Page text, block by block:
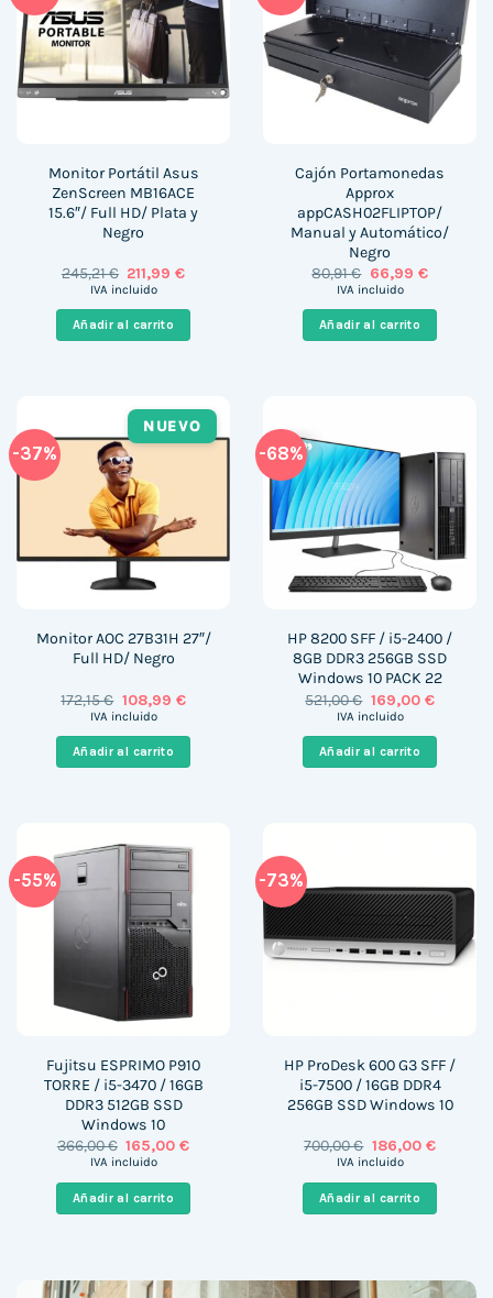
Monitor Portátil Asus
ZenScreen MB16ACE
15.6″/ Full HD/ Plata y
Negro
245,21€ El
precio
era:
245,21 €.
211,99€El
es:
211,99 €.
IVA incluido
Añadir al carrito
Cajón Portamonedas
Approx
appCASH02FLIPTOP/
Manual y Automático/
Negro
80,91€ El
precio
era:
80,91 €.
66,99 €El
es:
66,99 €.
IVA incluido
Añadir al carrito
-37%
NUEVO
Monitor AOC 27B31H 27″/
Full HD/ Negro
172,15€ El
precio
era:
172,15 €.
108,99 €El
es:
108,99 €.
IVA incluido
Añadir al carrito
-68%
HP 8200 SFF / i5-2400 /
8GB DDR3 256GB SSD
Windows 10 PACK 22
521,00€ El
precio
era:
521,00 €.
169,00 €El
es:
169,00 €.
IVA incluido
Añadir al carrito
-55%
Fujitsu ESPRIMO P910
TORRE / i5-3470 / 16GB
DDR3 512GB SSD
Windows 10
366,00€ El
precio
era:
366,00 €.
165,00€El
es:
IVA incluido
Añadir al carrito
-73%
HP ProDesk 600 G3 SFF /
i5-7500 / 16GB DDR4
256GB SSD Windows 10
700,00€ El
precio
era:
700,00 €.
186,00 €El
es:
IVA incluido
Añadir al carrito